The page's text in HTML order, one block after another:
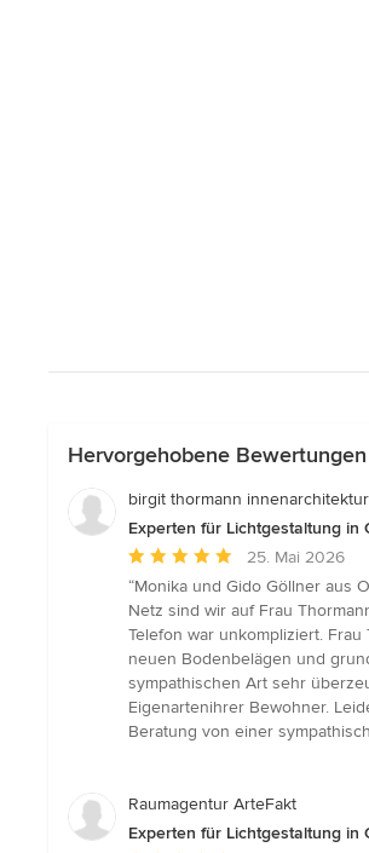
Hervorgehobene
birgit thormann innenarchitektur
Experten für Lichtgestaltung in
Durchschnittliche
Bewertung:
5
von
5
Sternen
25. Mai 2026
“Monika und Gido Göllner aus
Netz sind wir auf Frau
Telefon war unkompliziert.
neuen Bodenbelägen und
sympathischen Art sehr
Eigenartenihrer Bewohner.
Beratung von einer
Raumagentur ArteFakt
Experten für Lichtgestaltung in